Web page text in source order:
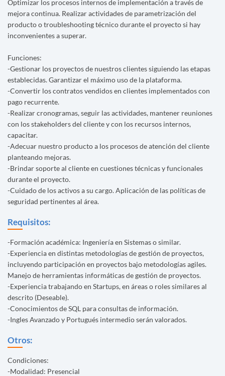
Optimizar los procesos internos de implementación a través de
mejora continua. Realizar actividades de parametrización del
producto o troubleshooting técnico durante el proyecto si hay
inconvenientes a superar.
Funciones:
-Gestionar los proyectos de nuestros clientes siguiendo las etapas
establecidas. Garantizar el máximo uso de la plataforma.
-Convertir los contratos vendidos en clientes implementados con
pago recurrente.
-Realizar cronogramas, seguir las actividades, mantener reuniones
con los stakeholders del cliente y con los recursos internos,
capacitar.
-Adecuar nuestro producto a los procesos de atención del cliente
planteando mejoras.
-Brindar soporte al cliente en cuestiones técnicas y funcionales
durante el proyecto.
-Cuidado de los activos a su cargo. Aplicación de las políticas de
seguridad pertinentes al área.
Requisitos:
-Formación académica: Ingeniería en Sistemas o similar.
-Experiencia en distintas metodologías de gestión de proyectos,
incluyendo participación en proyectos bajo metodologías agiles.
Manejo de herramientas informáticas de gestión de proyectos.
-Experiencia trabajando en Startups, en áreas o roles similares al
descrito (Deseable).
-Conocimientos de SQL para consultas de información.
-Ingles Avanzado y Portugués intermedio serán valorados.
Otros:
Condiciones:
-Modalidad: Presencial